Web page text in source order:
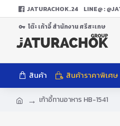
JATURACHOK.24 LINE@ :
โต๊ะ เก้าอี้ สํานักงาน ศรีสะเกษ
สินค้า สินค้าราคาพิเศษ
เก้าอี้ทานอาหาร HB-1541